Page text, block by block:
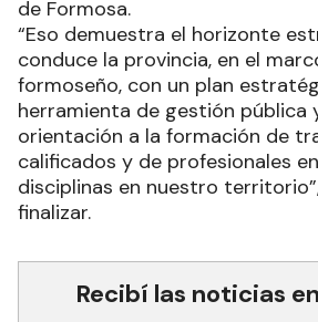
de Formosa.
“Eso demuestra el horizonte
conduce la provincia, en el
formoseño, con un plan
herramienta de gestión pública
orientación a la formación de
calificados y de profesionales
disciplinas en nuestro
finalizar.
Recibí las noticias